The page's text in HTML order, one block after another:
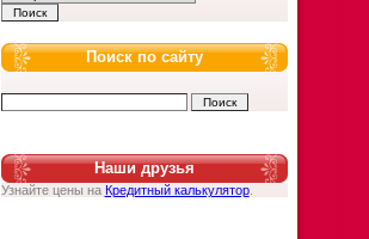
Поиск по сайту
Наши друзья
Узнайте цены на Кредитный калькулятор.